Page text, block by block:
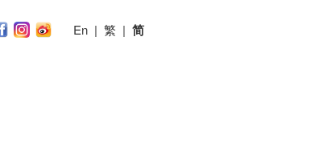
En | 繁 | 简